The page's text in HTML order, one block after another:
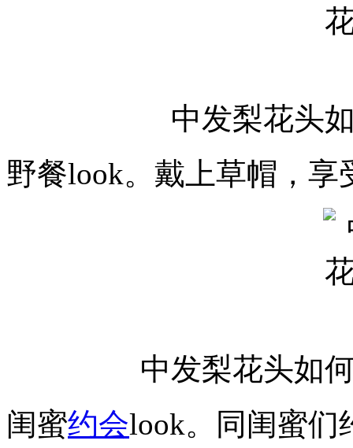
中发梨花头
野餐look。戴上草帽，
中发梨花头如
闺蜜约会look。同闺蜜们